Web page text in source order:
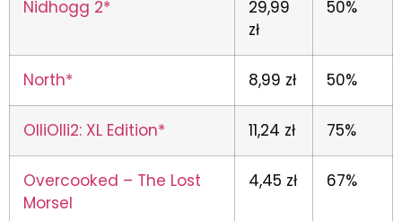
Nidhogg 2*
29,99
zł
50%
North* 8,99 zł 50%
OlliOlli2: XL Edition* 11,24 zł 75%
Overcooked – The Lost
Morsel
4,45 zł 67%